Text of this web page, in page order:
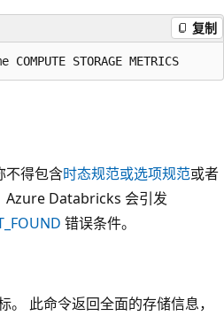
复制
不得包含时态规范或选项规范或者
Azure Databricks 会引发
错误条件。
此命令返回全面的存储信息，